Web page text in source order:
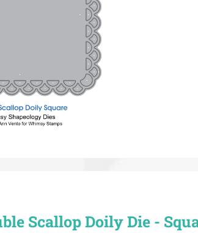
Scallop Doily Die -